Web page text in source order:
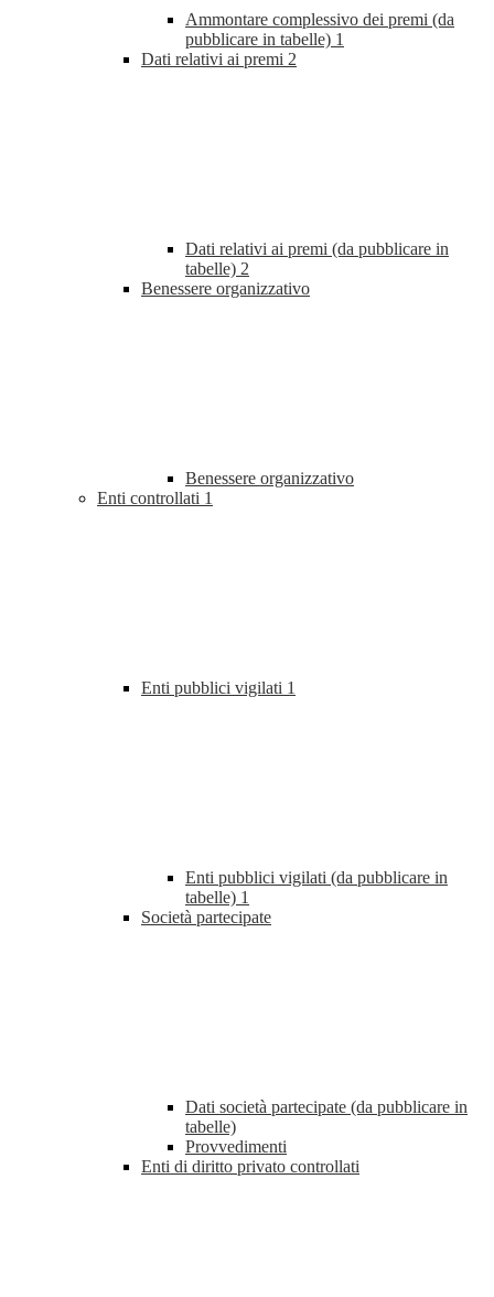
Ammontare complessivo dei premi (da
pubblicare in tabelle) 1
Dati relativi ai premi 2
Dati relativi ai premi (da pubblicare in
tabelle) 2
Benessere organizzativo
Benessere organizzativo
Enti controllati 1
Enti pubblici vigilati 1
Enti pubblici vigilati (da pubblicare in
tabelle) 1
Società partecipate
Dati società partecipate (da pubblicare in
tabelle)
Provvedimenti
Enti di diritto privato controllati